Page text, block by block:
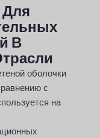
Для
В
оболочки
с
на